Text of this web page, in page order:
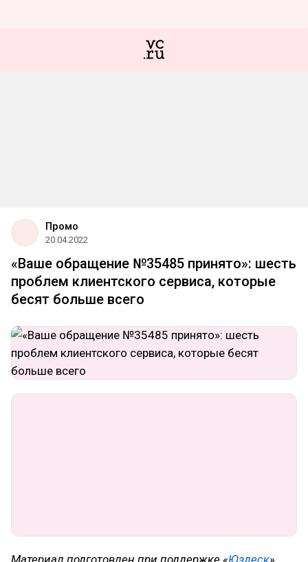
Промо
20.04.2022
«Ваше обращение №35485 принято»: шесть
проблем клиентского сервиса, которые
бесят больше всего
Материал подготовлен при поддержке «Юздеск»